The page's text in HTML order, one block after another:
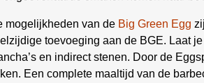
mogelijkheden van de Big Green Egg
toevoeging aan de BGE. Laat
en indirect stenen. Door de
Een complete maaltijd van de